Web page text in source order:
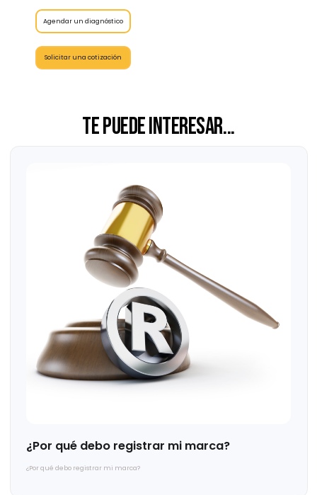
ingresos publicitarios, que Fraser reinvertía en crecimiento.
Cuando se le preguntó si le preocupaba divulgar su "salsa
secreta" en los videos de YouTube, Fraser se refirió al famoso chef
Gordon Ramsay. Razonó que Ramsay comparte sus recetas en
Al implementar un proceso de contratación innovador y
utilizar un enfoque de enseñanza creativo, Fraser logró
millones. En 2022, TXG fue adquirido por Club Champion, la
mayor empresa de ajuste de palos en los Estados Unidos, con
más de 100 ubicaciones.
Agendar un diagnóstico
Solicitar una cotización
Te puede interesar...